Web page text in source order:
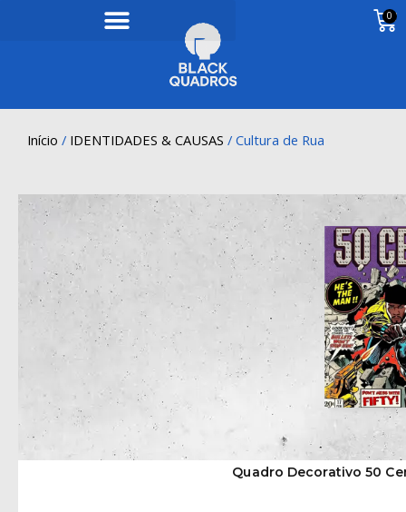
0
Início / IDENTIDADES & CAUSAS / Cultura de Rua
Quadro Decorativo 50